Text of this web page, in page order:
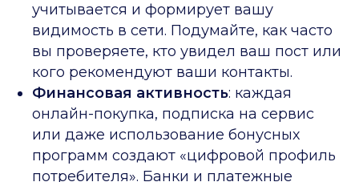
учитывается и формирует вашу
видимость в сети. Подумайте, как часто
вы проверяете, кто увидел ваш пост или
кого рекомендуют ваши контакты.
Финансовая активность: каждая
онлайн-покупка, подписка на сервис
или даже использование бонусных
программ создают «цифровой профиль
потребителя». Банки и платежные